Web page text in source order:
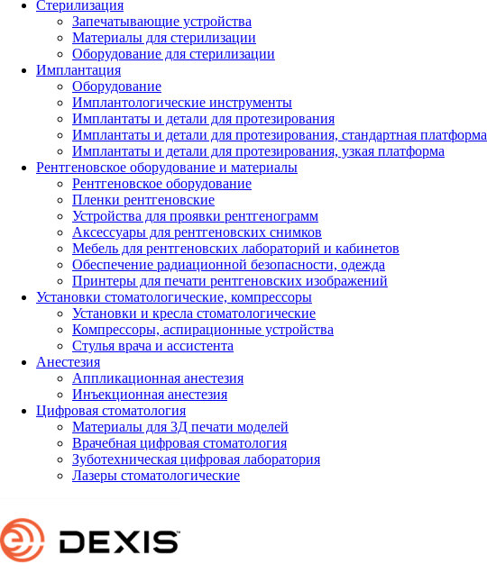
Стерилизация
Запечатывающие устройства
Материалы для стерилизации
Оборудование для стерилизации
Имплантация
Оборудование
Имплантологические инструменты
Имплантаты и детали для протезирования
Имплантаты и детали для протезирования, стандартная платформа
Имплантаты и детали для протезирования, узкая платформа
Рентгеновское оборудование и материалы
Рентгеновское оборудование
Пленки рентгеновские
Устройства для проявки рентгенограмм
Аксессуары для рентгеновских снимков
Мебель для рентгеновских лабораторий и кабинетов
Обеспечение радиационной безопасности, одежда
Принтеры для печати рентгеновских изображений
Установки стоматологические, компрессоры
Установки и кресла стоматологические
Компрессоры, аспирационные устройства
Стулья врача и ассистента
Анестезия
Аппликационная анестезия
Инъекционная анестезия
Цифровая стоматология
Материалы для 3Д печати моделей
Врачебная цифровая стоматология
Зуботехническая цифровая лаборатория
Лазеры стоматологические